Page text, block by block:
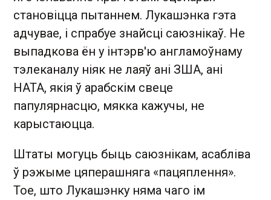
становіцца пытаннем. Лукашэнка гэта
адчувае, і спрабуе знайсці саюзнікаў. Не
выпадкова ён у інтэрв'ю англамоўнаму
тэлеканалу ніяк не лаяў ані ЗША, ані
НАТА, якія ў арабскім свеце
папулярнасцю, мякка кажучы, не
карыстаюцца.
Штаты могуць быць саюзнікам, асабліва
ў рэжыме цяперашняга «пацяплення».
Тое, што Лукашэнку няма чаго ім